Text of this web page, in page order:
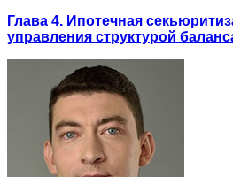
Глава 4. Ипотечная
управления структурой